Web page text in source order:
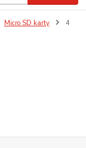
Micro SD karty
4